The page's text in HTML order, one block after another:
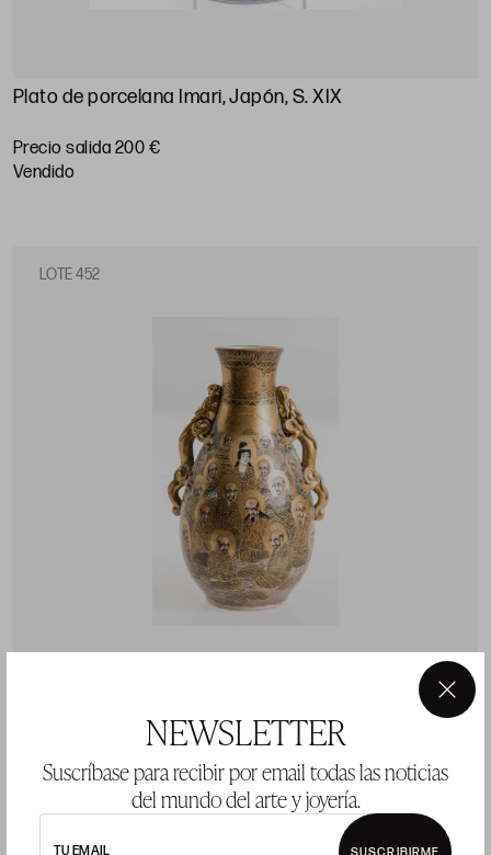
NEWSLETTER
Suscríbase para recibir por email todas las noticias
del mundo del arte y joyería.
TU EMAIL SUSCRIBIRME
×
Plato de porcelana Imari, Japón, S. XIX
Precio salida 200 €
vendido
LOTE 452
Precio salida 80 €